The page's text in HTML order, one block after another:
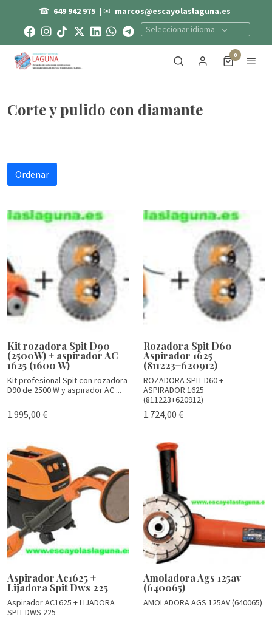
☎ 649 942 975 | ✉ marcos@escayolaslaguna.es
Seleccionar idioma
0
Corte y pulido con diamante
Ordenar
Kit rozadora Spit D90
(2500W) + aspirador AC
1625 (1600 W)
Kit profesional Spit con rozadora
D90 de 2500 W y aspirador AC ...
1.995,00 €
Rozadora Spit D60 +
Aspirador 1625
(811223+620912)
ROZADORA SPIT D60 +
ASPIRADOR 1625
(811223+620912)
1.724,00 €
Aspirador Ac1625 +
Lijadora Spit Dws 225
Aspirador AC1625 + LIJADORA
SPIT DWS 225
Amoladora Ags 125av
(640065)
AMOLADORA AGS 125AV (640065)